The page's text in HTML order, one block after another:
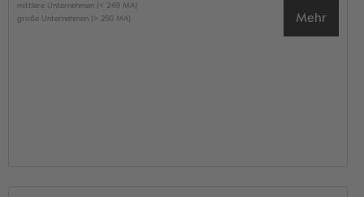
mittlere Unternehmen (< 249 MA)
große Unternehmen (> 250 MA)
Mehr